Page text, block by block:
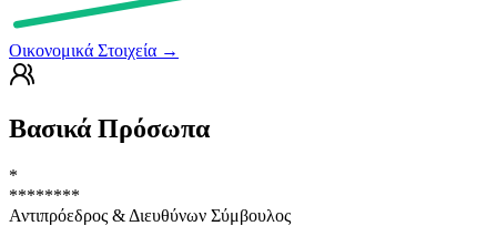
Οικονομικά Στοιχεία →
Βασικά Πρόσωπα
*
********
Αντιπρόεδρος & Διευθύνων Σύμβουλος